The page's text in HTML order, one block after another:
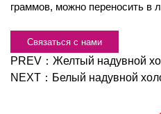
граммов, можно переносить в
Связаться с нами
PREV： Желтый надувной
NEXT： Белый надувной